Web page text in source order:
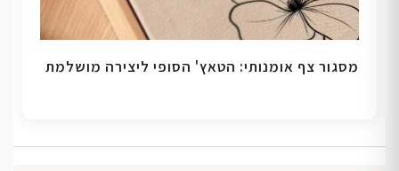
מסגור צף אומנותי: הטאץ' הסופי ליצירה מושלמת